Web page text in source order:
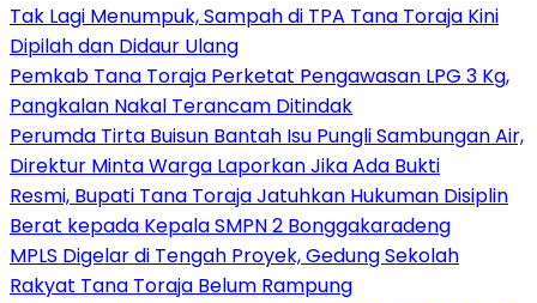
Tak Lagi Menumpuk, Sampah di TPA Tana Toraja Kini
Dipilah dan Didaur Ulang
Pemkab Tana Toraja Perketat Pengawasan LPG 3 Kg,
Pangkalan Nakal Terancam Ditindak
Perumda Tirta Buisun Bantah Isu Pungli Sambungan Air,
Direktur Minta Warga Laporkan Jika Ada Bukti
Resmi, Bupati Tana Toraja Jatuhkan Hukuman Disiplin
Berat kepada Kepala SMPN 2 Bonggakaradeng
MPLS Digelar di Tengah Proyek, Gedung Sekolah
Rakyat Tana Toraja Belum Rampung